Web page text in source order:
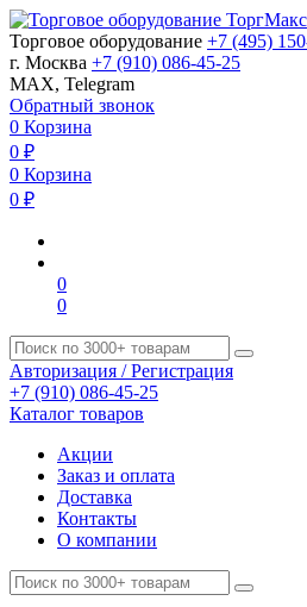
Торговое оборудование +7 (495)
г. Москва +7 (910) 086-45-25
MAX, Telegram
Обратный звонок
0 Корзина
0 ₽
0 Корзина
0 ₽
0
0
Авторизация / Регистрация
+7 (910) 086-45-25
Каталог товаров
Акции
Заказ и оплата
Доставка
Контакты
О компании